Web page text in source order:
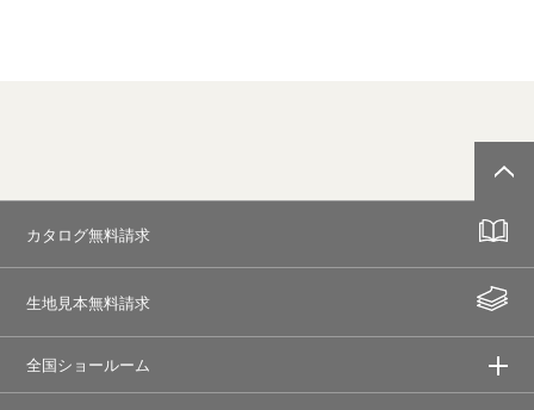
カタログ無料請求
生地見本無料請求
全国ショールーム